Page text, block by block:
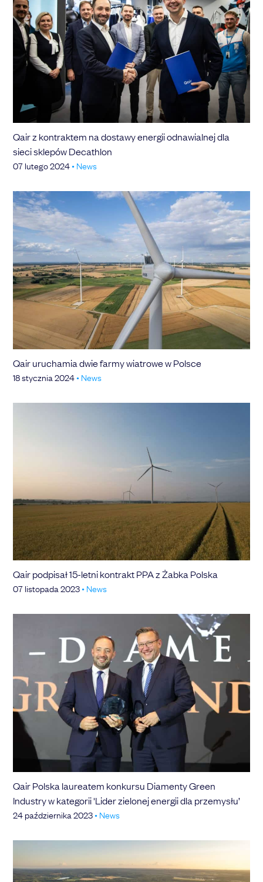
Qair z kontraktem na dostawy energii odnawialnej dla
sieci sklepów Decathlon
07 lutego 2024• News
Qair uruchamia dwie farmy wiatrowe w Polsce
18 stycznia 2024• News
Qair podpisał 15-letni kontrakt PPA z Żabka Polska
07 listopada 2023• News
Qair Polska laureatem konkursu Diamenty Green
Industry w kategorii 'Lider zielonej energii dla przemysłu’
24 października 2023• News